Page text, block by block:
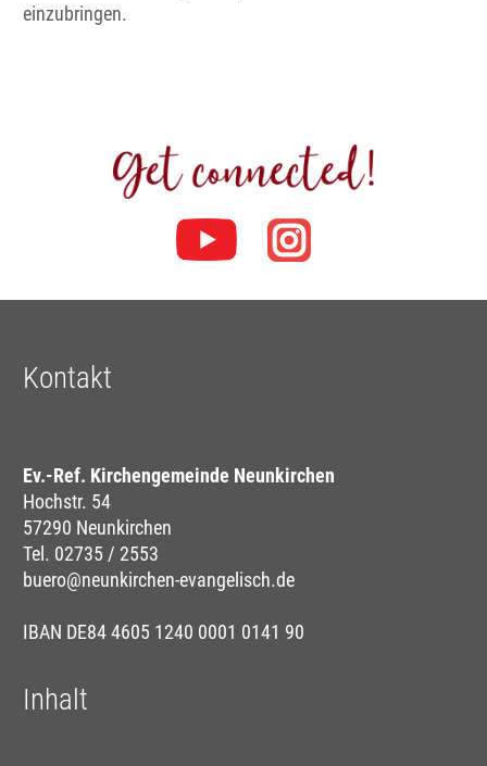
einzubringen.
Kontakt
Ev.-Ref. Kirchengemeinde Neunkirchen
Hochstr. 54
57290 Neunkirchen
Tel. 02735 / 2553
buero@neunkirchen-evangelisch.de
IBAN DE84 4605 1240 0001 0141 90
Inhalt